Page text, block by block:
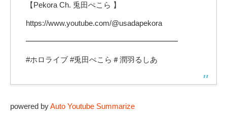
【Pekora Ch. 兎田ぺこら 】
https://www.youtube.com/@usadapekora
━━━━━━━━━━━━━━━━━━━━
#ホロライブ #兎田ぺこら＃潤羽るしあ
powered byAuto Youtube Summarize